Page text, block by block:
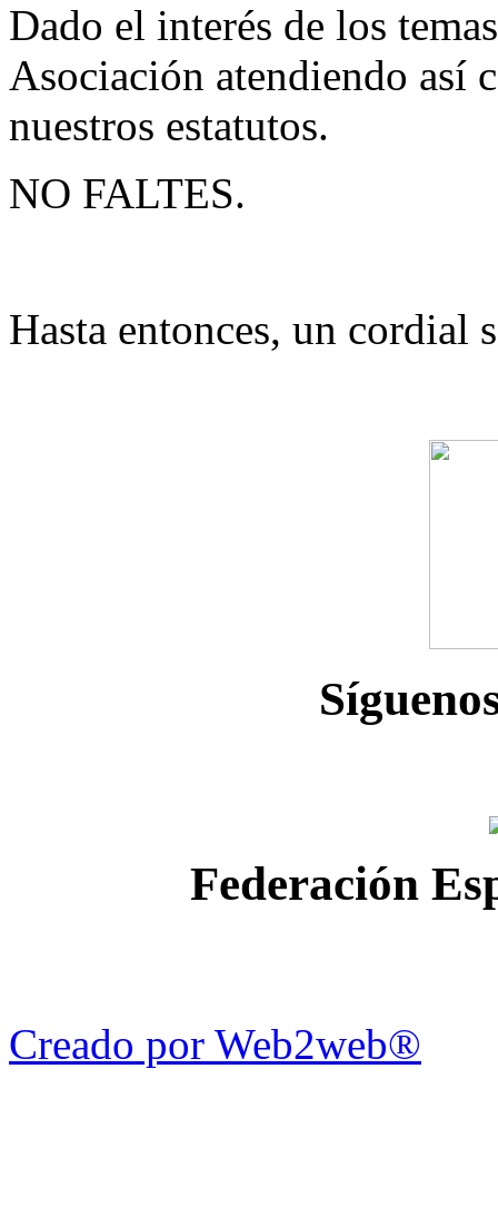
Dado el interés de los
Asociación atendiendo así
nuestros estatutos.
NO FALTES.
Hasta entonces, un cordial
Federación
Creado por Web2web®